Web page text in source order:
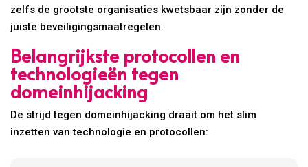
zelfs de grootste organisaties kwetsbaar zijn zonder de
juiste beveiligingsmaatregelen.
Belangrijkste protocollen en
technologieën tegen
domeinhijacking
De strijd tegen domeinhijacking draait om het slim
inzetten van technologie en protocollen: